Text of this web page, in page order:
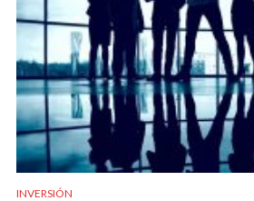
INVERSIÓN